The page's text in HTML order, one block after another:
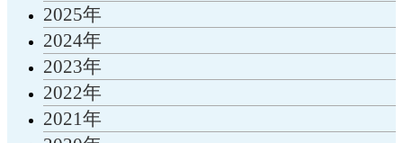
2025年
2024年
2023年
2022年
2021年